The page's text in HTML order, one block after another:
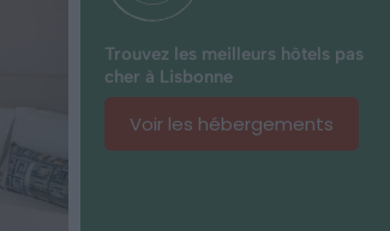
Trouvez les meilleurs hôtels pas
cher à Lisbonne
Voir les hébergements